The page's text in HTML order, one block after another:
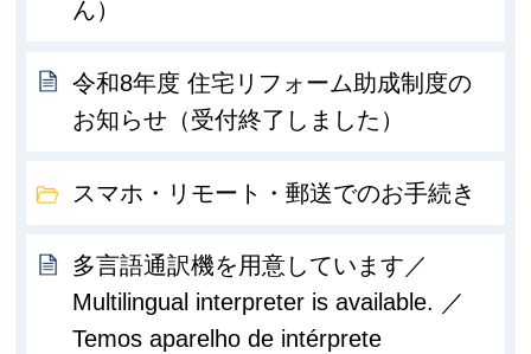
ん）
令和8年度 住宅リフォーム助成制度の
お知らせ（受付終了しました）
スマホ・リモート・郵送でのお手続き
多言語通訳機を用意しています／
Multilingual interpreter is available. ／
Temos aparelho de intérprete